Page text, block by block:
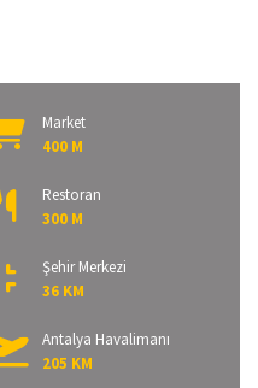
Market
400 M
Restoran
300 M
Şehir Merkezi
36 KM
Antalya Havalimanı
205 KM